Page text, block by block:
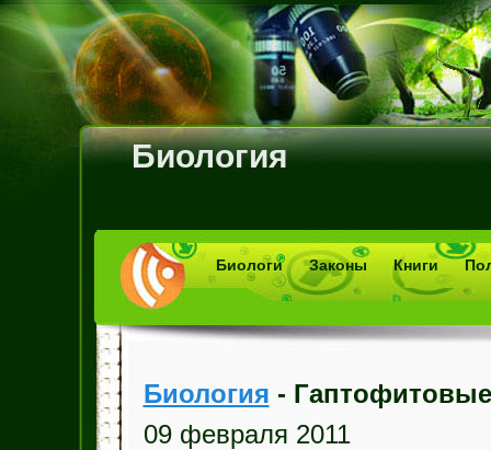
Биология
Биологи Законы Книги
Биология -
09 февраля 2011